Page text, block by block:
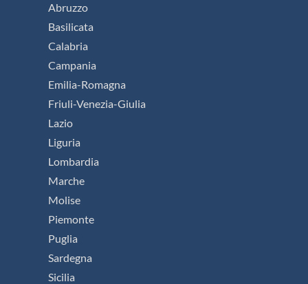
Abruzzo
Basilicata
Calabria
Campania
Emilia-Romagna
Friuli-Venezia-Giulia
Lazio
Liguria
Lombardia
Marche
Molise
Piemonte
Puglia
Sardegna
Sicilia